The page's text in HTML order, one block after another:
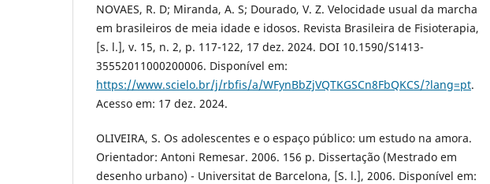
NOVAES, R. D; Miranda, A. S; Dourado, V. Z. Velocidade usual da marcha
em brasileiros de meia idade e idosos. Revista Brasileira de Fisioterapia,
[s. l.], v. 15, n. 2, p. 117-122, 17 dez. 2024. DOI 10.1590/S1413-
35552011000200006. Disponível em:
https://www.scielo.br/j/rbfis/a/WFynBbZjVQTKGSCn8FbQKCS/?lang=pt.
Acesso em: 17 dez. 2024.
OLIVEIRA, S. Os adolescentes e o espaço público: um estudo na amora.
Orientador: Antoni Remesar. 2006. 156 p. Dissertação (Mestrado em
desenho urbano) - Universitat de Barcelona, [S. l.], 2006. Disponível em: